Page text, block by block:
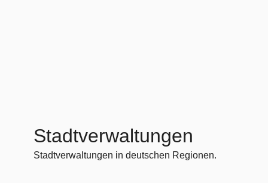
Stadtverwaltungen
Stadtverwaltungen in deutschen Regionen.